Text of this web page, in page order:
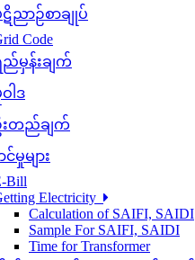
ဋိညာဉ်စာချုပ်
Code
ည်မှန်းချက်
ါဒ
းတည်ချက်
မှုများ
Bill
Electricity
Calculation of SAIFI, SAIDI
Sample For SAIFI, SAIDI
Time for Transformer